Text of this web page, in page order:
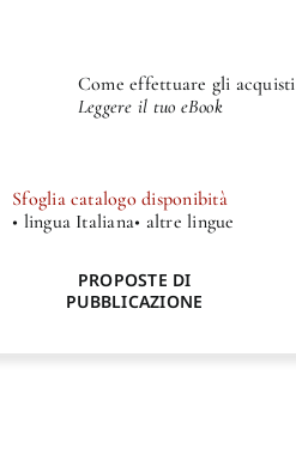
Come effettuare gli acquisti
Leggere il tuo eBook
Sfoglia catalogo disponibità
• lingua Italiana• altre lingue
PROPOSTE DI
PUBBLICAZIONE